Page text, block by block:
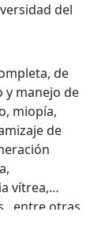
del
de
y manejo de
miopía,
de
vítrea,
entre otras ,